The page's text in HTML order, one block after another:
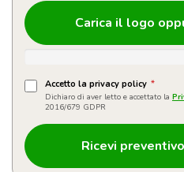
Carica il logo
Accetto la privacy policy *
Dichiaro di aver letto e accettato la
2016/679 GDPR